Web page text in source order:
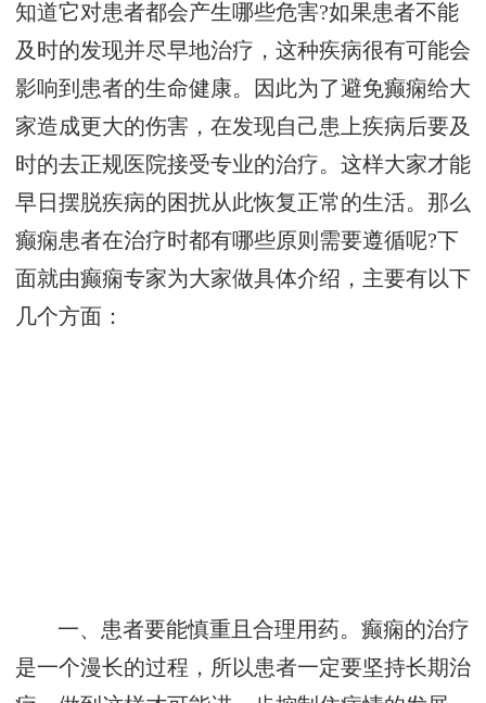
知道它对患者都会产生哪些危害?如果患者不能
及时的发现并尽早地治疗，这种疾病很有可能会
影响到患者的生命健康。因此为了避免癫痫给大
家造成更大的伤害，在发现自己患上疾病后要及
时的去正规医院接受专业的治疗。这样大家才能
早日摆脱疾病的困扰从此恢复正常的生活。那么
癫痫患者在治疗时都有哪些原则需要遵循呢?下
面就由癫痫专家为大家做具体介绍，主要有以下
几个方面：
一、患者要能慎重且合理用药。癫痫的治疗
是一个漫长的过程，所以患者一定要坚持长期治